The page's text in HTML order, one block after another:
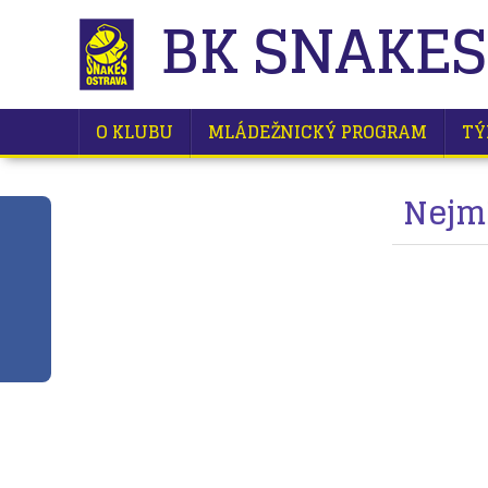
BK SNAKES
O KLUBU MLÁDEŽNICKÝ PROGRAM